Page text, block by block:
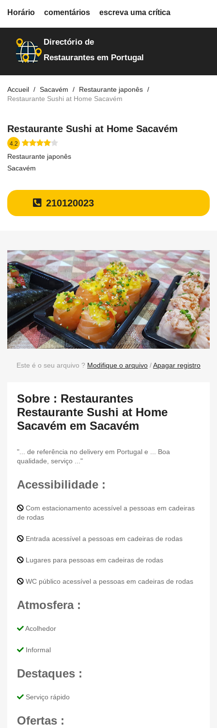
restaurantes
Directório de
Restaurantes em Portugal
Accueil Sacavém
Restaurante japonês
Restaurante Sushi at Home Sacavém
Restaurante Sushi at Home Sacavém
4.2
Restaurante japonês
Sacavém
210120023
Horário comentários escreva uma crítica
Este é o seu arquivo ? Modifique o arquivo /Apagar registro
Sobre : Restaurantes
Restaurante Sushi at Home
Sacavém em Sacavém
"... de referência no delivery em Portugal e ... Boa
qualidade, serviço ..."
Acessibilidade :
Com estacionamento acessível a pessoas em cadeiras
de rodas
Entrada acessível a pessoas em cadeiras de rodas
Lugares para pessoas em cadeiras de rodas
WC público acessível a pessoas em cadeiras de rodas
Atmosfera :
Acolhedor
Informal
Destaques :
Serviço rápido
Ofertas :